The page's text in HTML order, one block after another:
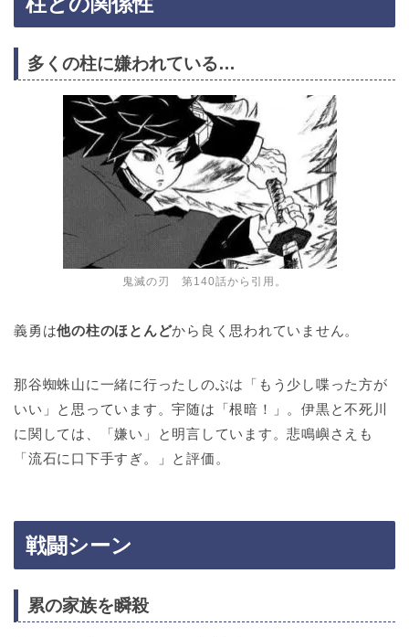
多くの柱に嫌われている…
鬼滅の刃 第140話から引用。
義勇は他の柱のほとんどから良く思われていません。
那谷蜘蛛山に一緒に行ったしのぶは「もう少し喋った方が
いい」と思っています。宇随は「根暗！」。伊黒と不死川
に関しては、「嫌い」と明言しています。悲鳴嶼さえも
「流石に口下手すぎ。」と評価。
戦闘シーン
累の家族を瞬殺